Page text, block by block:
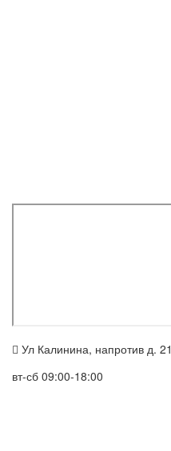
Ул Калинина, напротив д. 21
вт-сб 09:00-18:00